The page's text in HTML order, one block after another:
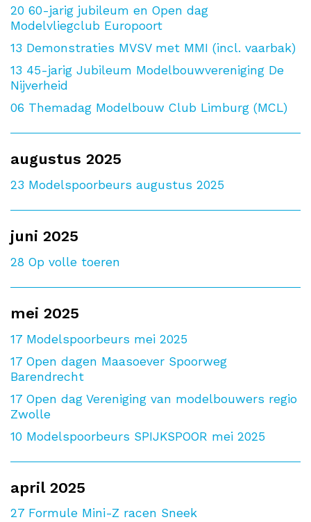
20 60-jarig jubileum en Open dag
Modelvliegclub Europoort
13 Demonstraties MVSV met MMI (incl. vaarbak)
13 45-jarig Jubileum Modelbouwvereniging De
Nijverheid
06 Themadag Modelbouw Club Limburg (MCL)
augustus 2025
23 Modelspoorbeurs augustus 2025
juni 2025
28 Op volle toeren
mei 2025
17 Modelspoorbeurs mei 2025
17 Open dagen Maasoever Spoorweg
Barendrecht
17 Open dag Vereniging van modelbouwers regio
Zwolle
10 Modelspoorbeurs SPIJKSPOOR mei 2025
april 2025
27 Formule Mini-Z racen Sneek